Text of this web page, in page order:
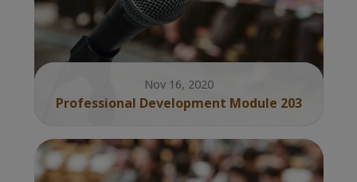
Nov 16, 2020
Professional Development Module 203